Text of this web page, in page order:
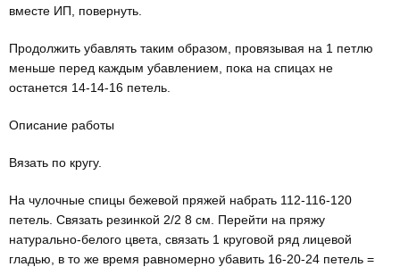
вместе ИП, повернуть.
Продолжить убавлять таким образом, провязывая на 1 петлю
меньше перед каж­дым убавлением, пока на спицах не
останется 14-14-16 петель.
Описание работы
Вязать по кругу.
На чулочные спицы бежевой пря­жей набрать 112-116-120
петель. Связать резинкой 2/2 8 см. Перейти на пряжу
натурально-белого цвета, связать 1 круговой ряд лицевой
гладью, в то же время равномерно убавить 16-20-24 петель =